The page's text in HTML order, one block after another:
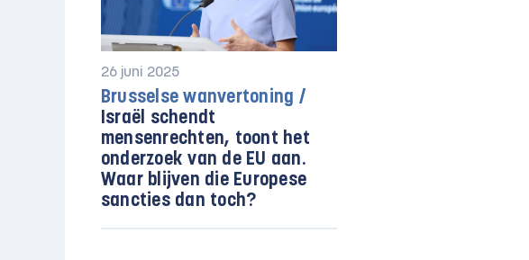
26 juni 2025
Brusselse wanvertoning /
Israël schendt
mensenrechten, toont het
onderzoek van de EU aan.
Waar blijven die Europese
sancties dan toch?